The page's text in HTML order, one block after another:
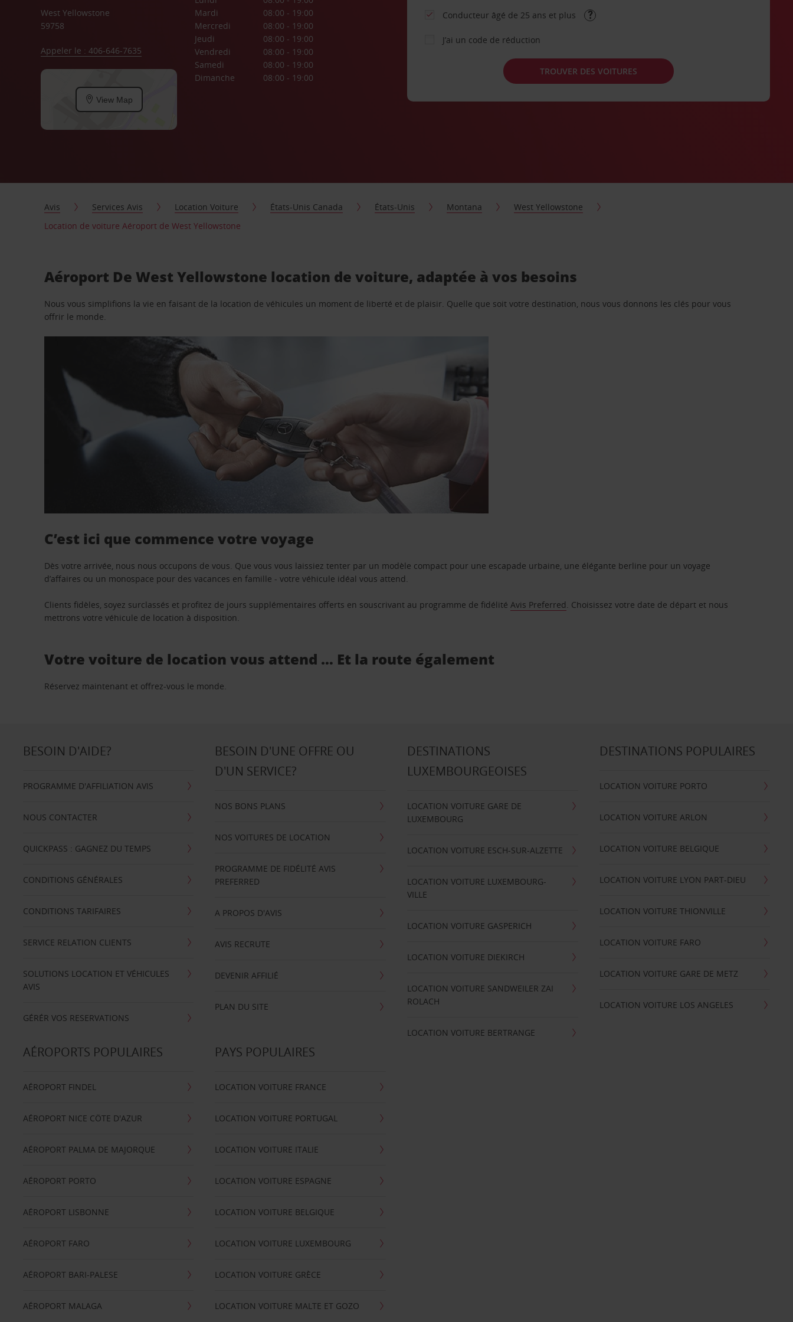
West Yellowstone
59758
Appeler le : 406-646-7635
View Map
Mardi
08:00 - 19:00
Mercredi
08:00 - 19:00
Jeudi
08:00 - 19:00
Vendredi
08:00 - 19:00
Samedi
08:00 - 19:00
Dimanche
08:00 - 19:00
Conducteur âgé de 25 ans et plus
J’ai un code de réduction
TROUVER DES VOITURES
Avis Services Avis Location Voiture États-Unis Canada États-Unis Montana
West Yellowstone
Location de voiture Aéroport de West Yellowstone
Aéroport De West Yellowstone location de voiture, adaptée à vos besoins
Nous vous simplifions la vie en faisant de la location de véhicules un moment de liberté et de plaisir. Quelle que soit votre destination, nous vous donnons les clés pour vous
offrir le monde.
C’est ici que commence votre voyage
Dès votre arrivée, nous nous occupons de vous. Que vous vous laissiez tenter par un modèle compact pour une escapade urbaine, une élégante berline pour un voyage
d’affaires ou un monospace pour des vacances en famille - votre véhicule idéal vous attend.
Clients fidèles, soyez surclassés et profitez de jours supplémentaires offerts en souscrivant au programme de fidélitéAvis Preferred. Choisissez votre date de départ et nous
mettrons votre véhicule de location à disposition.
Votre voiture de location vous attend … Et la route également
Réservez maintenant et offrez-vous le monde.
BESOIN D'AIDE?
PROGRAMME D'AFFILIATION AVIS
NOUS CONTACTER
QUICKPASS : GAGNEZ DU TEMPS
CONDITIONS GÉNÉRALES
CONDITIONS TARIFAIRES
SERVICE RELATION CLIENTS
SOLUTIONS LOCATION ET VÉHICULES
AVIS
GÉRÉR VOS RESERVATIONS
BESOIN D'UNE OFFRE OU
D'UN SERVICE?
NOS BONS PLANS
NOS VOITURES DE LOCATION
PROGRAMME DE FIDÉLITÉ AVIS
PREFERRED
A PROPOS D'AVIS
AVIS RECRUTE
DEVENIR AFFILIÉ
PLAN DU SITE
DESTINATIONS
LUXEMBOURGEOISES
LOCATION VOITURE GARE DE
LUXEMBOURG
LOCATION VOITURE ESCH-SUR-ALZETTE
LOCATION VOITURE LUXEMBOURG-
VILLE
LOCATION VOITURE GASPERICH
LOCATION VOITURE DIEKIRCH
LOCATION VOITURE SANDWEILER ZAI
ROLACH
LOCATION VOITURE BERTRANGE
DESTINATIONS POPULAIRES
LOCATION VOITURE PORTO
LOCATION VOITURE ARLON
LOCATION VOITURE BELGIQUE
LOCATION VOITURE LYON PART-DIEU
LOCATION VOITURE THIONVILLE
LOCATION VOITURE FARO
LOCATION VOITURE GARE DE METZ
LOCATION VOITURE LOS ANGELES
AÉROPORTS POPULAIRES
AÉROPORT FINDEL
AÉROPORT NICE CÖTE D'AZUR
AÉROPORT PALMA DE MAJORQUE
AÉROPORT PORTO
AÉROPORT LISBONNE
AÉROPORT FARO
AÉROPORT BARI-PALESE
AÉROPORT MALAGA
PAYS POPULAIRES
LOCATION VOITURE FRANCE
LOCATION VOITURE PORTUGAL
LOCATION VOITURE ITALIE
LOCATION VOITURE ESPAGNE
LOCATION VOITURE BELGIQUE
LOCATION VOITURE LUXEMBOURG
LOCATION VOITURE GRÈCE
LOCATION VOITURE MALTE ET GOZO